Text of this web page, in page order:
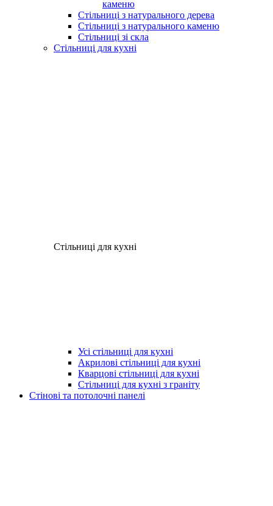
каменю
Стільниці з натурального дерева
Стільниці з натурального каменю
Стільниці зі скла
Стільниці для кухні
Стільниці для кухні
Усі стільниці для кухні
Акрилові стільниці для кухні
Кварцові стільниці для кухні
Стільниці для кухні з граніту
Стінові та потолочні панелі